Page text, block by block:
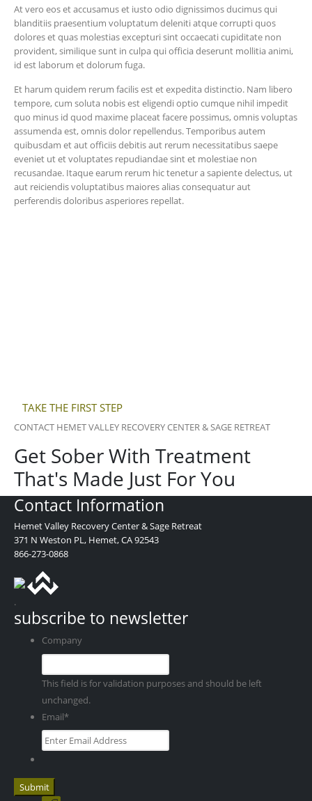
At vero eos et accusamus et iusto odio dignissimos ducimus qui
blanditiis praesentium voluptatum deleniti atque corrupti quos
dolores et quas molestias excepturi sint occaecati cupiditate non
provident, similique sunt in culpa qui officia deserunt mollitia animi,
id est laborum et dolorum fuga.
Et harum quidem rerum facilis est et expedita distinctio. Nam libero
tempore, cum soluta nobis est eligendi optio cumque nihil impedit
quo minus id quod maxime placeat facere possimus, omnis voluptas
assumenda est, omnis dolor repellendus. Temporibus autem
quibusdam et aut officiis debitis aut rerum necessitatibus saepe
eveniet ut et voluptates repudiandae sint et molestiae non
recusandae. Itaque earum rerum hic tenetur a sapiente delectus, ut
aut reiciendis voluptatibus maiores alias consequatur aut
perferendis doloribus asperiores repellat.
TAKE THE FIRST STEP
CONTACT HEMET VALLEY RECOVERY CENTER & SAGE RETREAT
Get Sober With Treatment
That's Made Just For You
Contact Information
Hemet Valley Recovery Center & Sage Retreat
371 N Weston PL, Hemet, CA 92543
866-273-0868
.
subscribe to newsletter
Company
This field is for validation purposes and should be left
unchanged.
Email*
Submit